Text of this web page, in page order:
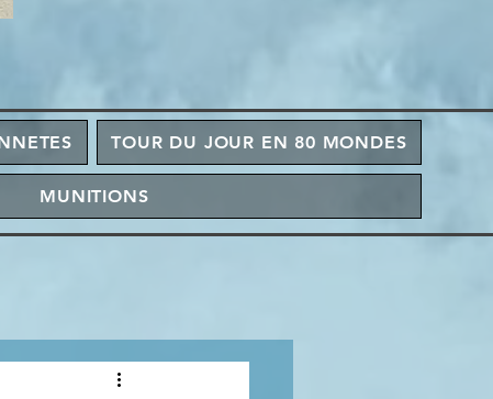
TOUR DU JOUR EN 80 MONDES
MUNITIONS